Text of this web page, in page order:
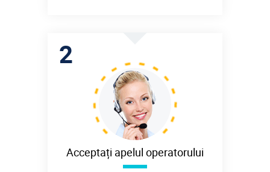
Acceptați apelul operatorului